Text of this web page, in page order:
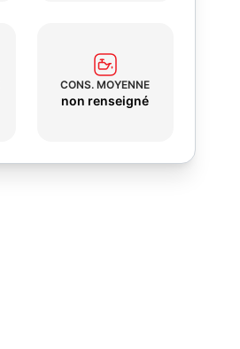
CONS. MOYENNE
non renseigné